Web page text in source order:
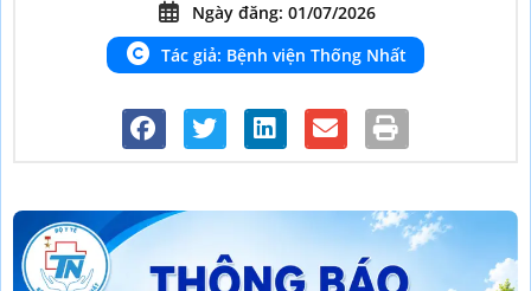
Ngày đăng: 01/07/2026
Tác giả: Bệnh viện Thống Nhất